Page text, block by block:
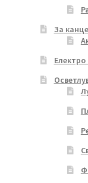
За
Електро